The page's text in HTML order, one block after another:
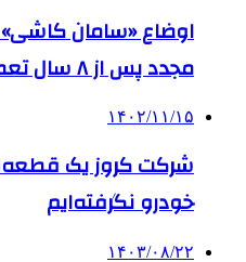
اوضاع «سامان کاشی»
مجدد پس از ۸ سال تعطیلی!
۱۴۰۲/۱۱/۱۵
شرکت کروز یک
خودرو نگرفته‌ایم
۱۴۰۳/۰۸/۲۲